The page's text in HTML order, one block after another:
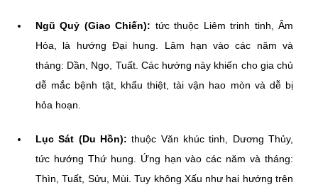
Ngũ Quỷ (Giao Chiến): tức thuộc Liêm trinh tinh, Âm
Hỏa, là hướng Đại hung. Lâm hạn vào các năm và
tháng: Dần, Ngọ, Tuất. Các hướng này khiến cho gia chủ
dễ mắc bệnh tật, khẩu thiệt, tài vận hao mòn và dễ bị
hỏa hoạn.
Lục Sát (Du Hồn):thuộc Văn khúc tinh, Dương Thủy,
tức hướng Thứ hung. Ứng hạn vào các năm và tháng:
Thìn, Tuất, Sửu, Mùi. Tuy không Xấu như hai hướng trên